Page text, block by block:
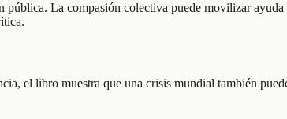
La compasión colectiva puede movilizar
el libro muestra que una crisis mundial también